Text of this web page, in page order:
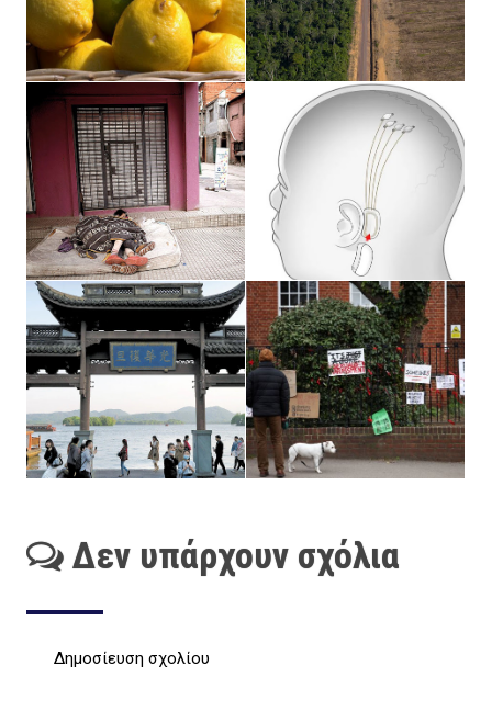
Δεν υπάρχουν σχόλια
Δημοσίευση σχολίου